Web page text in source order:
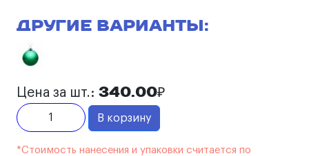
Другие варианты:
Цена за шт.: 340.00₽
В корзину
*Стоимость нанесения и упаковки считается по